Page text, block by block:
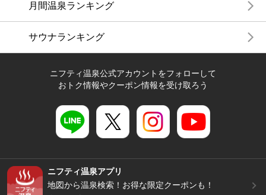
月間温泉ランキング
サウナランキング
ニフティ温泉公式アカウントをフォローして
おトク情報やクーポン情報を受け取ろう
ニフティ温泉アプリ
地図から温泉検索！お得な限定クーポンも！